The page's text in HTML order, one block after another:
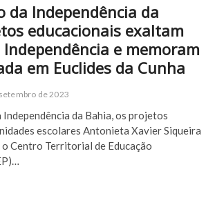
da Independência da
educacionais exaltam
e memoram
em Euclides da Cunha
de 2023
da Bahia, os projetos
escolares Antonieta Xavier Siqueira
o Centro Territorial de Educação